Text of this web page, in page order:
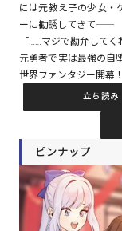
には元教え子の少女・
ーに勧誘してきて――
「……マジで勘弁してく
元勇者で実は最強の自
世界ファンタジー開幕！
立ち読み
ピンナップ